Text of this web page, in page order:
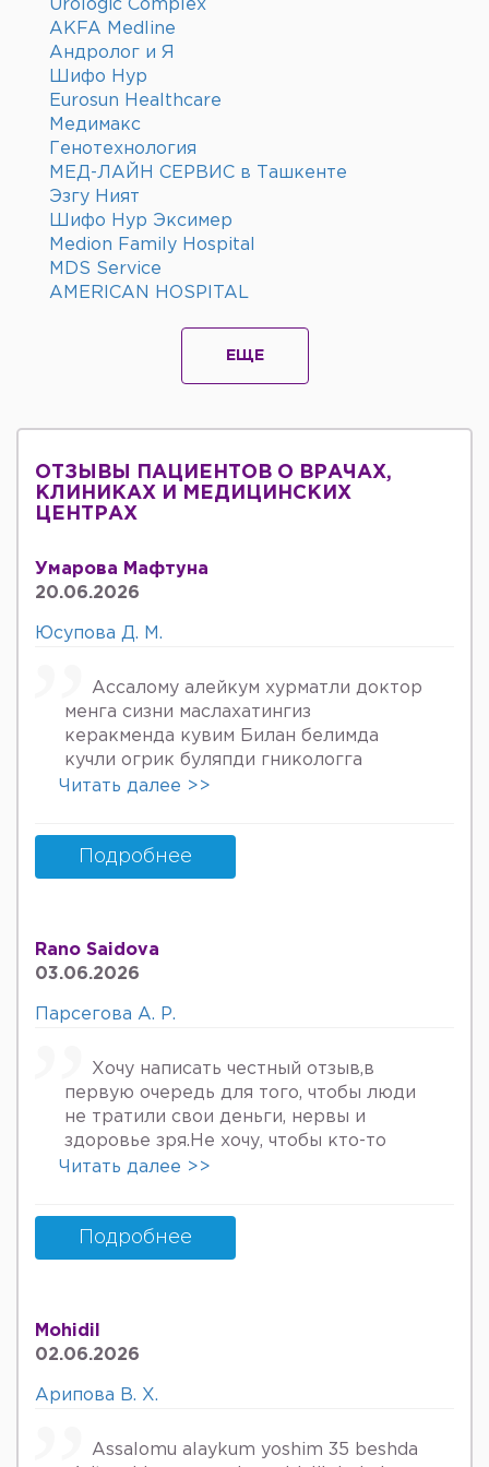
Urologic Complex
AKFA Medline
Андролог и Я
Шифо Нур
Eurosun Healthcare
Медимакс
Генотехнология
МЕД-ЛАЙН СЕРВИС в Ташкенте
Эзгу Ният
Шифо Нур Эксимер
Medion Family Hospital
MDS Service
AMERICAN HOSPITAL
ЕЩЕ
ОТЗЫВЫ ПАЦИЕНТОВ О ВРАЧАХ,
КЛИНИКАХ И МЕДИЦИНСКИХ
ЦЕНТРАХ
Умарова Мафтуна
20.06.2026
Юсупова Д. М.
Ассалому алейкум хурматли доктор
менга сизни маслахатингиз
керакменда кувим Билан белимда
кучли огрик буляпди гникологга
онкологов уролога хирурга учрадим
куйдирдик лекин фойдаси булмаяпди
охири вирус бормикин деган фикрга
келяпман шунинг учун хатто
Беринг 34га кирдим 3та фарзанди бор
хурмат Билан Мафтуна
Читать далее >>
Подробнее
Rano Saidova
03.06.2026
Парсегова А. Р.
Хочу написать честный отзыв,в
первую очередь для того, чтобы люди
не тратили свои деньги, нервы и
здоровье зря.Не хочу, чтобы кто-то
пережил то, что пережила я. Врач
врачебной этике и нормальном
человеческом отношении к людям.
Если хотите попасть в психбольницу
так унижать женщин, убивать в них
надежду, грубить и высокомерно
после осмотра на кресле и грубом
заметила кровяные выделения.
Читать далее >>
Подробнее
Mohidil
02.06.2026
Арипова В. Х.
Assalomu alaykum yoshim 35 beshda